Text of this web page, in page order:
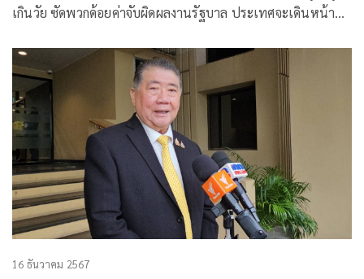
เกินวัย ซัดพวกด้อยค่าจับผิดผลงานรัฐบาล ประเทศจะเดินหน้า
16 ธันวาคม 2567